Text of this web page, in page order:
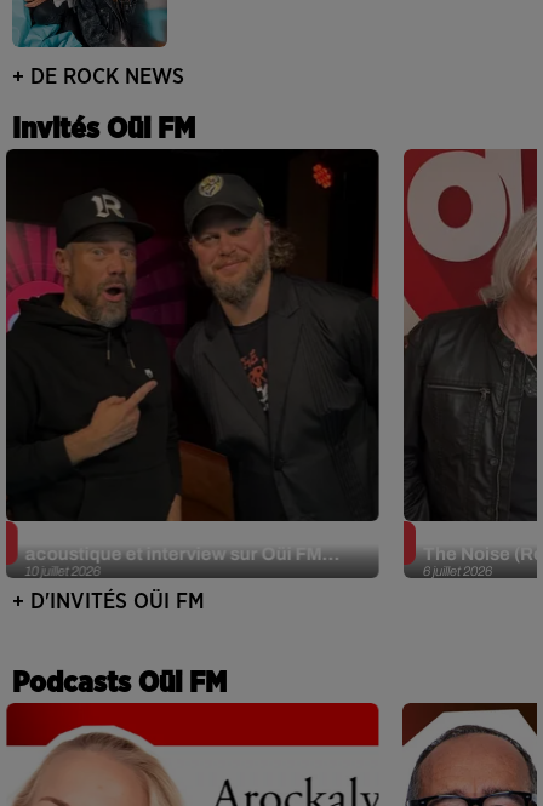
+ DE ROCK NEWS
Invités Oüi FM
10 juillet 2026
acoustique et interview sur Oüi FM...
6 juillet 2026
The Noise
+ D'INVITÉS OÜI FM
Podcasts Oüi FM